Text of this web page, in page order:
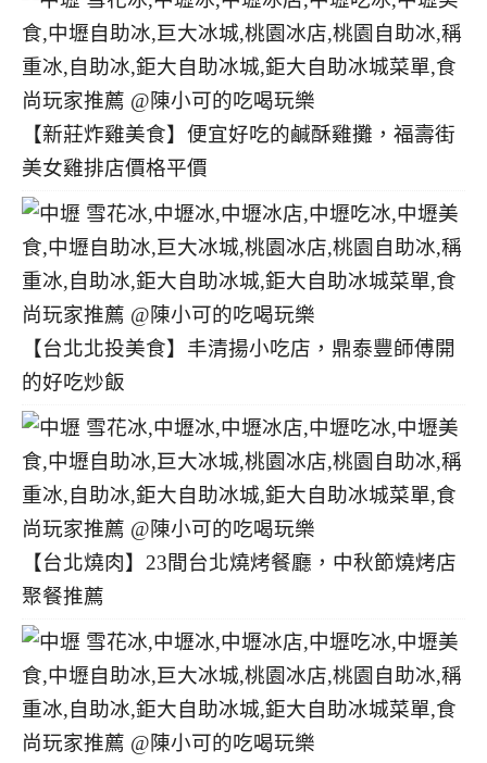
【新莊炸雞美食】便宜好吃的鹹酥雞攤，福壽街
美女雞排店價格平價
【台北北投美食】丰清揚小吃店，鼎泰豐師傅開
的好吃炒飯
【台北燒肉】23間台北燒烤餐廳，中秋節燒烤店
聚餐推薦